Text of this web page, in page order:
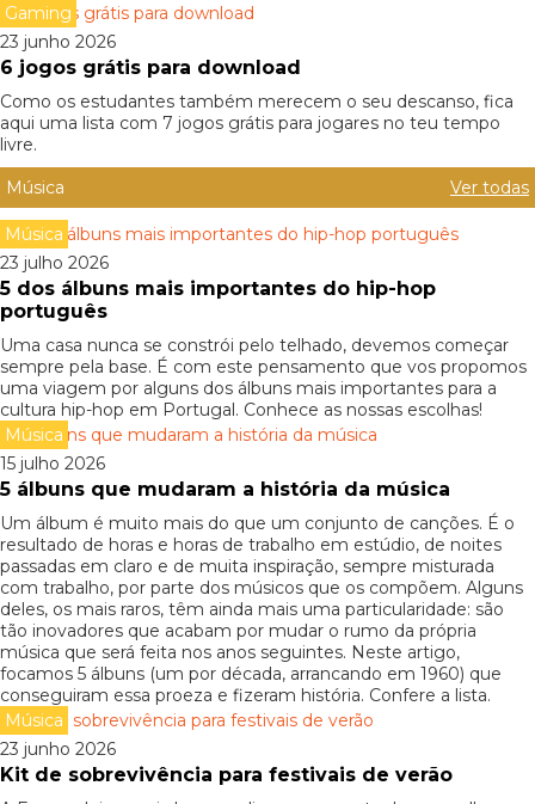
Gaming
23 junho 2026
6 jogos grátis para download
Como os estudantes também merecem o seu descanso, fica
aqui uma lista com 7 jogos grátis para jogares no teu tempo
livre.
Música
Ver todas
Música
23 julho 2026
5 dos álbuns mais importantes do hip-hop
português
Uma casa nunca se constrói pelo telhado, devemos começar
sempre pela base. É com este pensamento que vos propomos
uma viagem por alguns dos álbuns mais importantes para a
cultura hip-hop em Portugal. Conhece as nossas escolhas!
Música
15 julho 2026
5 álbuns que mudaram a história da música
Um álbum é muito mais do que um conjunto de canções. É o
resultado de horas e horas de trabalho em estúdio, de noites
passadas em claro e de muita inspiração, sempre misturada
com trabalho, por parte dos músicos que os compõem. Alguns
deles, os mais raros, têm ainda mais uma particularidade: são
tão inovadores que acabam por mudar o rumo da própria
música que será feita nos anos seguintes. Neste artigo,
focamos 5 álbuns (um por década, arrancando em 1960) que
conseguiram essa proeza e fizeram história. Confere a lista.
Música
23 junho 2026
Kit de sobrevivência para festivais de verão